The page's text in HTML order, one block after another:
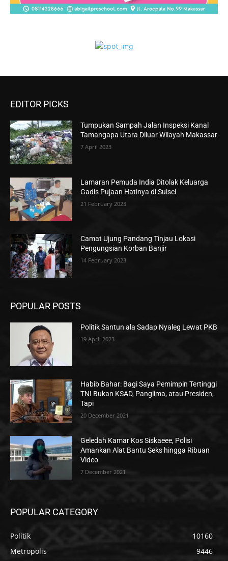
EDITOR PICKS
Tumpukan Sampah Jalan Inspeksi Kanal
Tamangapa Utara Diluar Wilayah Makassar
7 April 2023
Lamaran Pemuda India Ditolak Keluarga
Gadis Pujaan Hatinya di Sulsel
21 February 2023
Camat Ujung Pandang Tinjau Lokasi
Pengungsian Korban Banjir
14 February 2023
POPULAR POSTS
Politik Santun ala Sadap Nyaleg Lewat PKB
19 April 2023
Habib Bahar: Bagi Saya Pemimpin Tertinggi
TNI Bukan KSAD, Panglima, atau Presiden,
Tapi
20 December 2021
Geledah Kamar Kos Siskaeee, Polisi
Amankan Alat Bantu Seks hingga Ribuan
Video
7 December 2021
POPULAR CATEGORY
Politik
10160
Metropolis
9446